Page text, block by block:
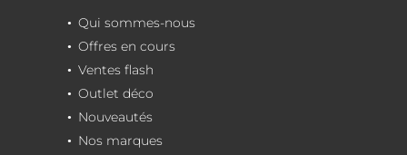
Qui sommes-nous
Offres en cours
Ventes flash
Outlet déco
Nouveautés
Nos marques